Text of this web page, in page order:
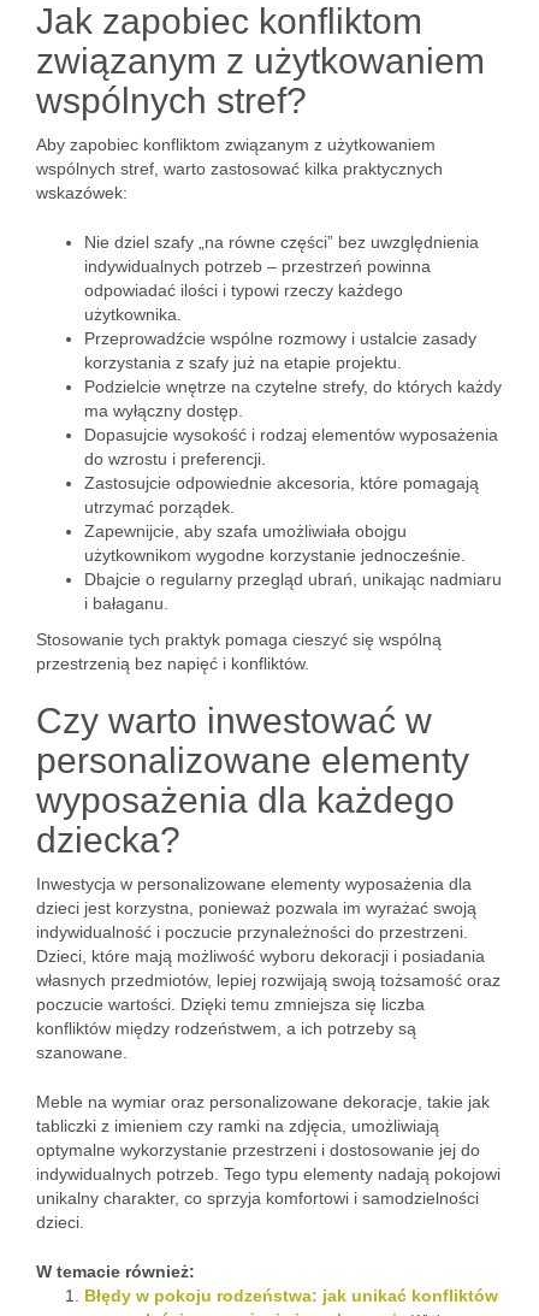
Jak zapobiec konfliktom
związanym z użytkowaniem
wspólnych stref?
Aby zapobiec konfliktom związanym z użytkowaniem
wspólnych stref, warto zastosować kilka praktycznych
wskazówek:
Nie dziel szafy „na równe części” bez uwzględnienia
indywidualnych potrzeb – przestrzeń powinna
odpowiadać ilości i typowi rzeczy każdego
użytkownika.
Przeprowadźcie wspólne rozmowy i ustalcie zasady
korzystania z szafy już na etapie projektu.
Podzielcie wnętrze na czytelne strefy, do których każdy
ma wyłączny dostęp.
Dopasujcie wysokość i rodzaj elementów wyposażenia
do wzrostu i preferencji.
Zastosujcie odpowiednie akcesoria, które pomagają
utrzymać porządek.
Zapewnijcie, aby szafa umożliwiała obojgu
użytkownikom wygodne korzystanie jednocześnie.
Dbajcie o regularny przegląd ubrań, unikając nadmiaru
i bałaganu.
Stosowanie tych praktyk pomaga cieszyć się wspólną
przestrzenią bez napięć i konfliktów.
Czy warto inwestować w
personalizowane elementy
wyposażenia dla każdego
dziecka?
Inwestycja w personalizowane elementy wyposażenia dla
dzieci jest korzystna, ponieważ pozwala im wyrażać swoją
indywidualność i poczucie przynależności do przestrzeni.
Dzieci, które mają możliwość wyboru dekoracji i posiadania
własnych przedmiotów, lepiej rozwijają swoją tożsamość oraz
poczucie wartości. Dzięki temu zmniejsza się liczba
konfliktów między rodzeństwem, a ich potrzeby są
szanowane.
Meble na wymiar oraz personalizowane dekoracje, takie jak
tabliczki z imieniem czy ramki na zdjęcia, umożliwiają
optymalne wykorzystanie przestrzeni i dostosowanie jej do
indywidualnych potrzeb. Tego typu elementy nadają pokojowi
unikalny charakter, co sprzyja komfortowi i samodzielności
dzieci.
W temacie również:
Błędy w pokoju rodzeństwa: jak unikać konfliktów